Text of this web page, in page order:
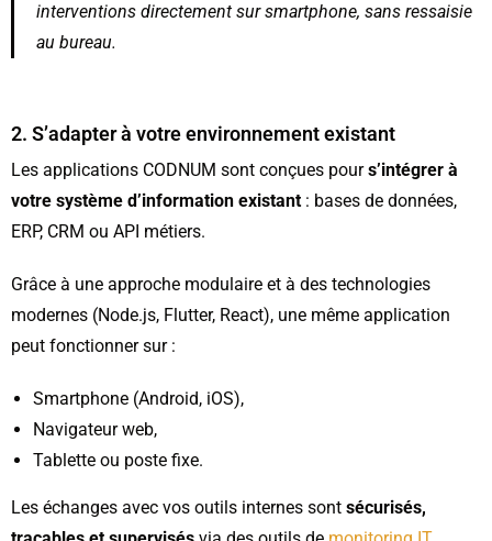
interventions directement sur smartphone, sans ressaisie
au bureau.
2. S’adapter à votre environnement existant
Les applications CODNUM sont conçues pours’intégrer à
votre système d’information existant : bases de données,
ERP, CRM ou API métiers.
Grâce à une approche modulaire et à des technologies
modernes (Node.js, Flutter, React), une même application
peut fonctionner sur :
Smartphone (Android, iOS),
Navigateur web,
Tablette ou poste fixe.
Les échanges avec vos outils internes sont sécurisés,